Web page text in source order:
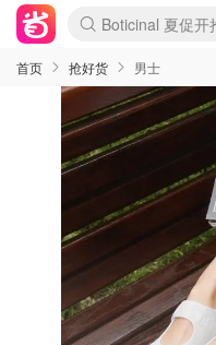
4折！lulu周四疯
速领！Stanley独
Zalando 奥莱闪
首页 抢好货 男士